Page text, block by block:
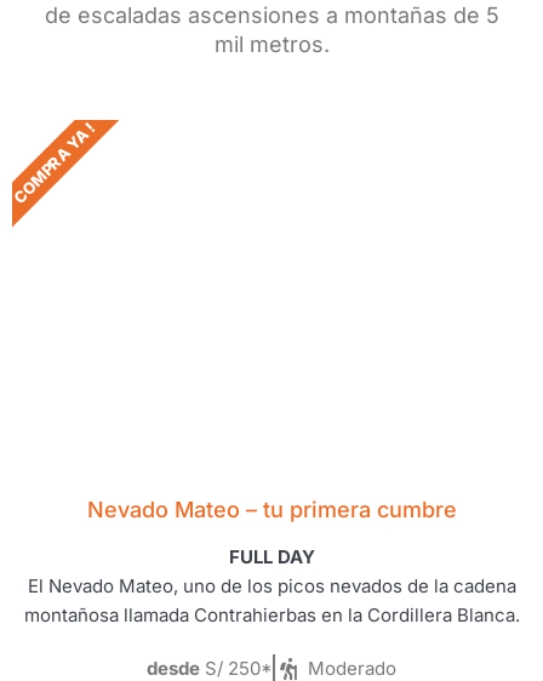
de escaladas ascensiones a montañas de 5
mil metros.
Nevado Mateo – tu primera cumbre
FULL DAY
El Nevado Mateo, uno de los picos nevados de la cadena
montañosa llamada Contrahierbas en la Cordillera Blanca.
COMPRA YA !
desdeS/ 250* Moderado